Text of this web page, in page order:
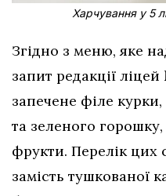
Харчування у 5
Згідно з меню, яке
запит редакції
запечене філе
та зеленого горошку,
фрукти. Перелік цих
замість тушкованої